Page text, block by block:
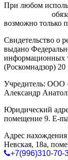
При любом
возможно только
Свидетельство о
выдано
информационных
(Роскомнадзор) 20
Учредитель: ООО
Александр
Юридический
помещение 9. E-
Адрес
Невская, 18а,
+7(996)310-70-